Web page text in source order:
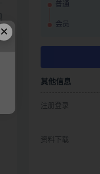
普通
会员
其他信息
注册登录
资料下载
×